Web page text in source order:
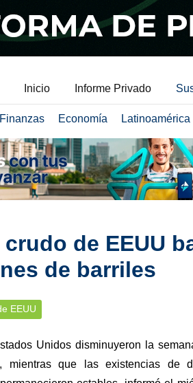
Inicio Informe Privado
Finanzas Economía Latinoamérica
de EEUU
de barriles
EEUU
Unidos disminuyeron la
mientras que las existencias de